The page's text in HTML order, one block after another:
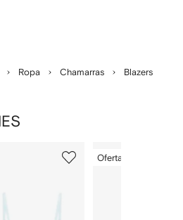
Ropa Chamarras Blazers
de